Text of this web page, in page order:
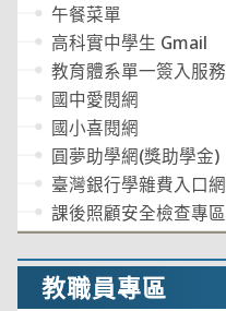
午餐菜單
高科實中學生 Gmail
教育體系單一簽入服務
國中愛閱網
國小喜閱網
圓夢助學網(獎助學金)
臺灣銀行學雜費入口網
課後照顧安全檢查專區
教職員專區